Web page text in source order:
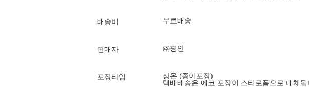
배송비 무료배송
판매자 ㈜평안
포장타입
상온 (종이포장)
택배배송은 에코 포장이 스티로폼으로 대체됩